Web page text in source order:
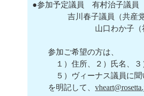
●参加予定議員　有村治子議員
吉川春子議員（共産党）
山口わか子（社民
参加ご希望の方は、
１）住所、２）氏名、３）
５）ヴィーナス議員に聞
を明記して、